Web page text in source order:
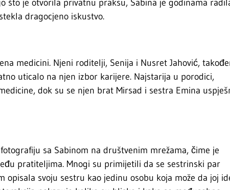
što je otvorila privatnu praksu, Sabina je godinama
dragocjeno iskustvo.
medicini. Njeni roditelji, Senija i Nusret Jahović,
uticalo na njen izbor karijere. Najstarija u porodici,
dok su se njen brat Mirsad i sestra Emina
sa Sabinom na društvenim mrežama, čime je
pratiteljima. Mnogi su primijetili da se sestrinski par
opisala svoju sestru kao jedinu osobu koja može da joj